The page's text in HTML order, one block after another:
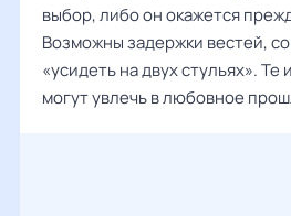
выбор, либо он окажется
Возможны задержки вестей,
«усидеть на двух стульях».
могут увлечь в любовное